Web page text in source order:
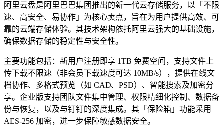
阿里云盘是阿里巴巴集团推出的新一代云存储服务，以「不限
速、高安全、易协作」为核心卖点，旨在为用户提供高效、可
靠的云端存储体验。其技术架构依托阿里云强大的基础设施，
确保数据存储的稳定性与安全性。
主要功能包括：新用户注册即享 1TB 免费空间，支持文件上
传下载不限速（非会员下载速度可达 10MB/s），提供在线文
档协作、多格式预览（如 CAD、PSD）、智能搜索及加密分
享。企业版支持团队文件集中管理、权限精细化控制、数据备
份与恢复，以及与钉钉的深度集成。其「保险箱」功能采用
AES-256 加密，进一步保障敏感数据安全。